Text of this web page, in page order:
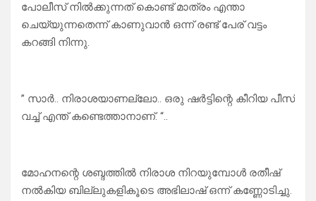
പോലീസ് നിൽക്കുന്നത് കൊണ്ട് മാത്രം എന്താ
ചെയ്യുന്നതെന്ന് കാണുവാൻ ഒന്ന് രണ്ട് പേര് വട്ടം
കറങ്ങി നിന്നു.
” സാർ.. നിരാശയാണല്ലോ.. ഒരു ഷർട്ടിന്റെ കീറിയ പീസ്
വച്ച് എന്ത് കണ്ടെത്താനാണ്. “..
മോഹനന്റെ ശബ്ദത്തിൽ നിരാശ നിറയുമ്പോൾ രതീഷ്
നൽകിയ ബില്ലുകളികൂടെ അഭിലാഷ് ഒന്ന് കണ്ണോടിച്ചു.